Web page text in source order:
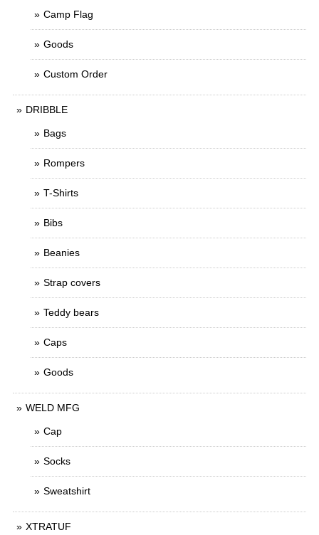
Camp Flag
Goods
Custom Order
DRIBBLE
Bags
Rompers
T-Shirts
Bibs
Beanies
Strap covers
Teddy bears
Caps
Goods
WELD MFG
Cap
Socks
Sweatshirt
XTRATUF